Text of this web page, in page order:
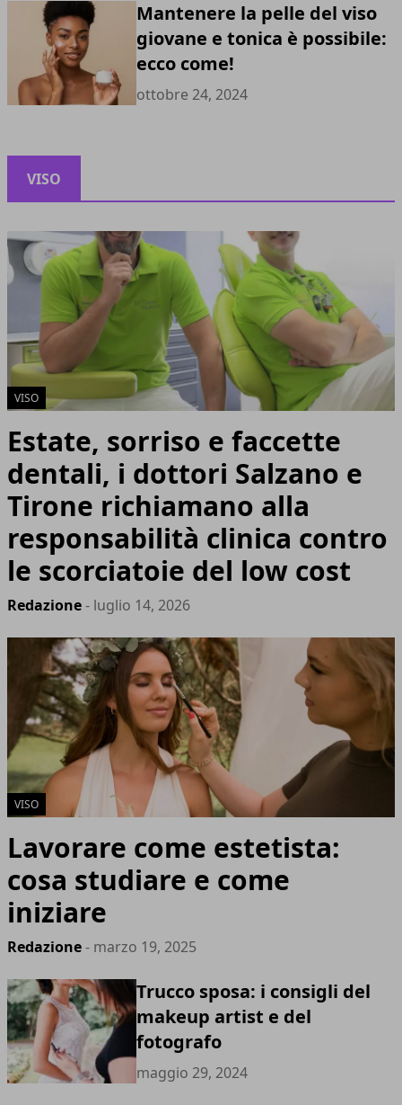
Mantenere la pelle del viso
giovane e tonica è possibile:
ecco come!
ottobre 24, 2024
VISO
VISO
Estate, sorriso e faccette
dentali, i dottori Salzano e
Tirone richiamano alla
responsabilità clinica contro
le scorciatoie del low cost
Redazione- luglio 14, 2026
VISO
Lavorare come estetista:
cosa studiare e come
iniziare
Redazione- marzo 19, 2025
Trucco sposa: i consigli del
makeup artist e del
fotografo
maggio 29, 2024